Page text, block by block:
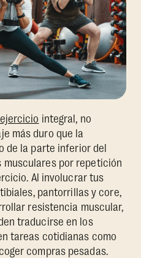
ejercicio integral, no
más duro que la
de la parte inferior del
por repetición
Al involucrar tus
pantorrillas y core,
resistencia muscular,
traducirse en los
tareas cotidianas como
compras pesadas.